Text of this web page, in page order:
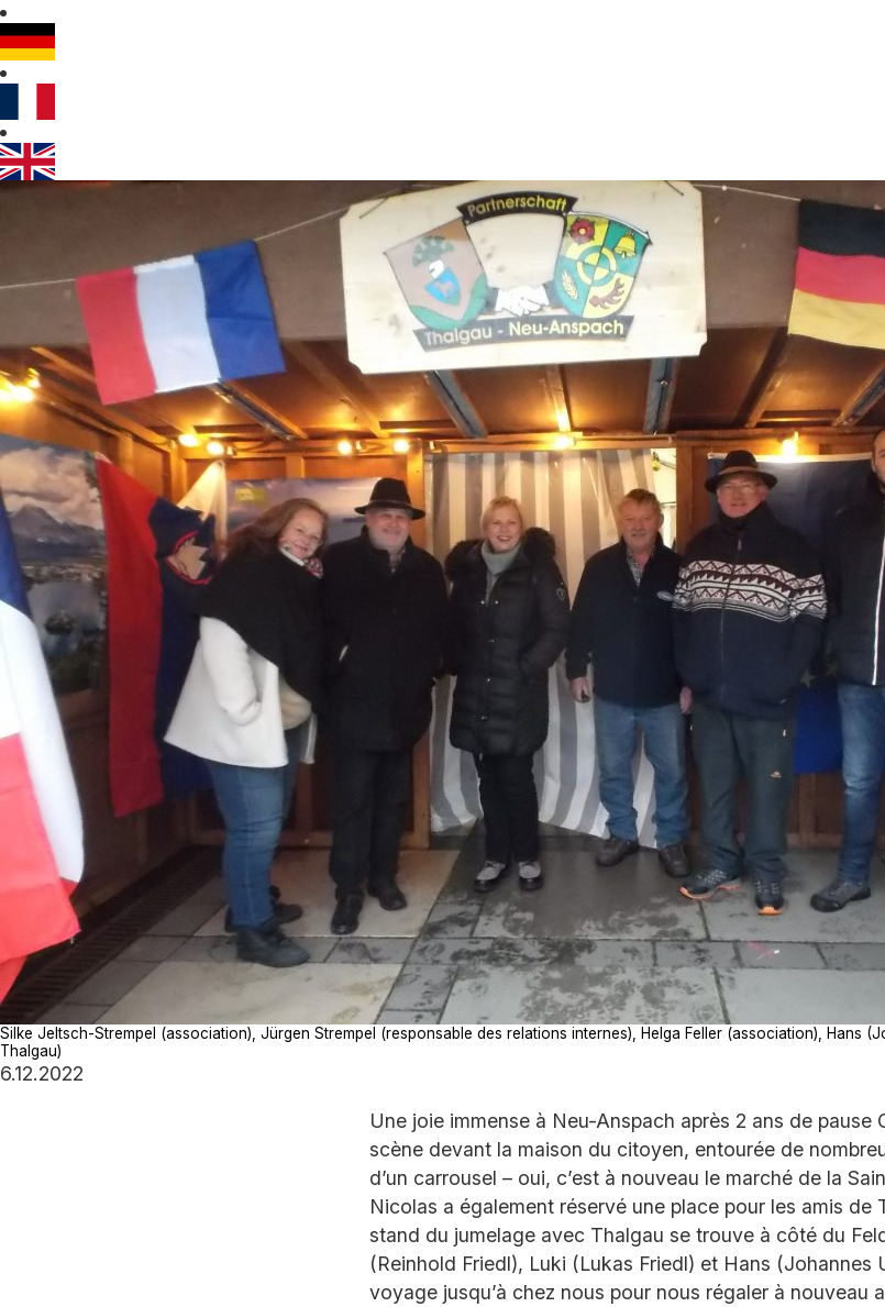
Silke Jeltsch-Strempel (association), Jürgen Strempel (responsable des relations internes), Helga Feller (association), Hans
Thalgau)
6.12.2022
Une joie immense à Neu-Anspach après 2 ans de pause
scène devant la maison du citoyen, entourée de
d’un carrousel – oui, c’est à nouveau le marché de la
Nicolas a également réservé une place pour les amis de
stand du jumelage avec Thalgau se trouve à côté du
(Reinhold Friedl), Luki (Lukas Friedl) et Hans (Johannes
voyage jusqu’à chez nous pour nous régaler à nouveau